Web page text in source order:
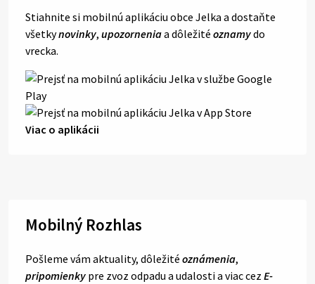
Stiahnite si mobilnú aplikáciu obce Jelka a dostaňte
všetkynovinky, upozorneniaa dôležité oznamydo
vrecka.
Viac o aplikácii
Mobilný Rozhlas
Pošleme vám aktuality, dôležité oznámenia,
pripomienky pre zvoz odpadu a udalosti a viac cez E-